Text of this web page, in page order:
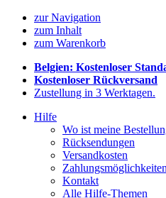
zur Navigation
zum Inhalt
zum Warenkorb
Belgien: Kostenloser
Kostenloser Rückversand
Zustellung in 3 Werktagen.
Hilfe
Wo ist meine
Rücksendungen
Versandkosten
Zahlungsmöglichkeiten
Kontakt
Alle Hilfe-Themen